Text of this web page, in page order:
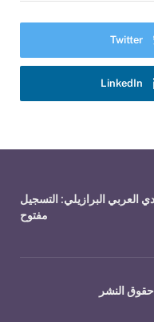
Twitter
LinkedIn
العربي البرازيلي: التسجيل
مفتوح
النشر